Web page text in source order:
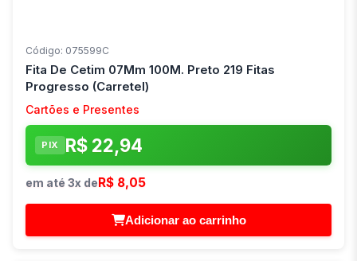
Código: 075599C
Fita De Cetim 07Mm 100M. Preto 219 Fitas
Progresso (Carretel)
Cartões e Presentes
PIX R$ 22,94
em até 3x de R$ 8,05
Adicionar ao carrinho